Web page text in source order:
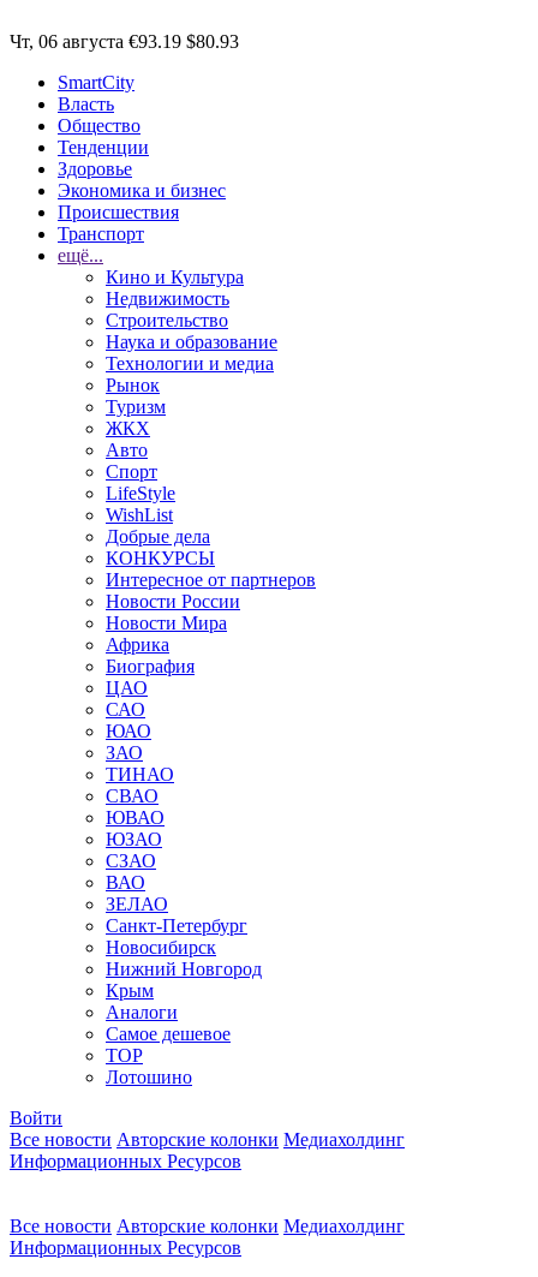
Чт, 06 августа €93.19 $80.93
SmartCity
Власть
Общество
Тенденции
Здоровье
Экономика и бизнес
Происшествия
Транспорт
ещё...
Кино и Культура
Недвижимость
Строительство
Наука и образование
Технологии и медиа
Рынок
Туризм
ЖКХ
Авто
Спорт
LifeStyle
WishList
Добрые дела
КОНКУРСЫ
Интересное от партнеров
Новости России
Новости Мира
Африка
Биография
ЦАО
САО
ЮАО
ЗАО
ТИНАО
СВАО
ЮВАО
ЮЗАО
СЗАО
ВАО
ЗЕЛАО
Санкт-Петербург
Новосибирск
Нижний Новгород
Крым
Аналоги
Самое дешевое
TOP
Лотошино
Войти
Все новости Авторские колонки Медиахолдинг
Информационных Ресурсов
Все новости Авторские колонки Медиахолдинг
Информационных Ресурсов